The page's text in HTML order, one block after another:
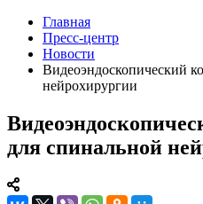
Главная
Пресс-центр
Новости
Видеоэндоскопический
нейрохирургии
для спинальной